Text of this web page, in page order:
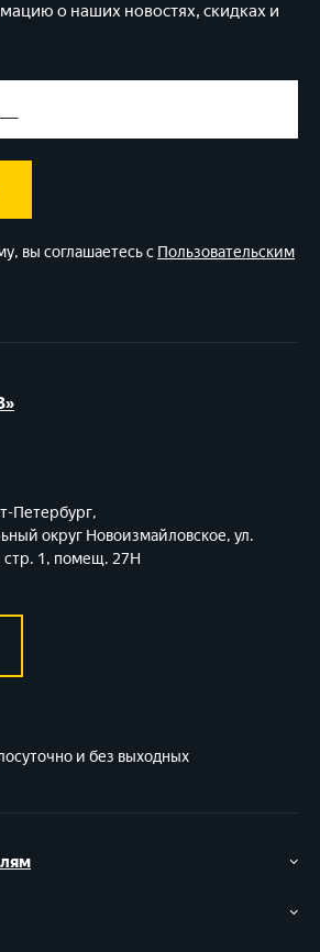
о наших новостях, скидках и
вы соглашаетесь с Пользовательским
Петербург,
округ Новоизмайловское, ул.
стр. 1, помещ. 27Н
и без выходных